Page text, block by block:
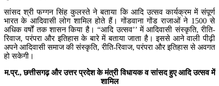
सांसद श्री फग्गन सिंह कुलस्ते ने बताया कि आदि उत्सव कार्यक्रम में संपूर्ण
भारत के आदिवासी लोग शामिल होते हैं। गोंडवाना गोंड राजाओं ने 1500 से
अधिक वर्षों तक शासन किया है। “आदि उत्सव’’ में आदिवासी संस्कृति, रीति-
रिवाज, परंपरा और इतिहास के बारे में बताया जाता है। इससे आने वाली पीढ़ी
अपने आदिवासी समाज की संस्कृति, रीति-रिवाज, परंपरा और इतिहास से अवगत
हो सकेगी।
म.प्र., छत्तीसगढ़ और उत्तर प्रदेश के मंत्री विधायक व सांसद हुए आदि उत्सव में
शामिल